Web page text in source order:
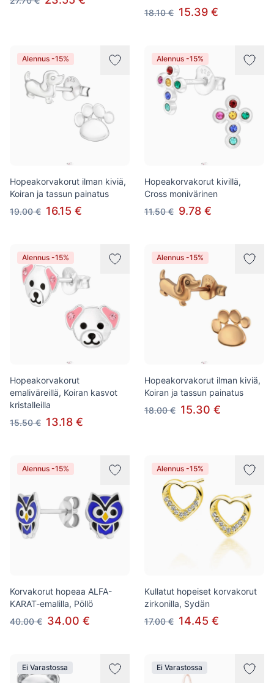
18.10 € 15.39 €
Alennus -15%
Hopeakorvakorut ilman kiviä,
Koiran ja tassun painatus
19.00 € 16.15 €
Alennus -15%
Hopeakorvakorut kivillä,
Cross monivärinen
11.50 € 9.78 €
Alennus -15%
Hopeakorvakorut
emaliväreillä, Koiran kasvot
kristalleilla
15.50 € 13.18 €
Alennus -15%
Hopeakorvakorut ilman kiviä,
Koiran ja tassun painatus
18.00 € 15.30 €
Alennus -15%
Korvakorut hopeaa ALFA-
KARAT-emalilla, Pöllö
40.00 € 34.00 €
Alennus -15%
Kullatut hopeiset korvakorut
zirkonilla, Sydän
17.00 € 14.45 €
Ei Varastossa Ei Varastossa